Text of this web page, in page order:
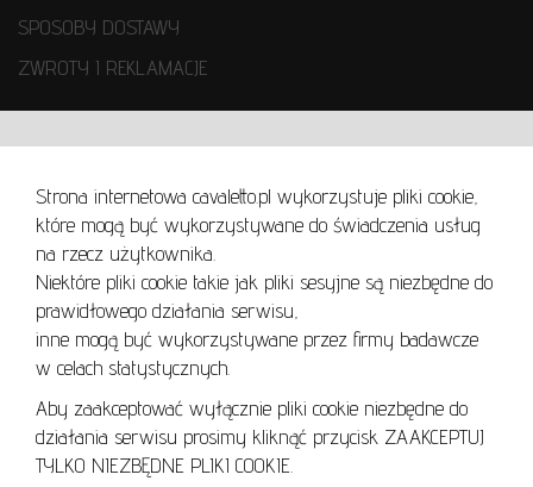
Strona internetowa cavaletto.pl wykorzystuje pliki cookie,
które mogą być wykorzystywane do świadczenia usług
na rzecz użytkownika.
Niektóre pliki cookie takie jak pliki sesyjne są niezbędne do
prawidłowego działania serwisu,
inne mogą być wykorzystywane przez firmy badawcze
w celach statystycznych.
Aby zaakceptować wyłącznie pliki cookie niezbędne do
działania serwisu prosimy kliknąć przycisk ZAAKCEPTUJ
TYLKO NIEZBĘDNE PLIKI COOKIE.
SPOSOBY DOSTAWY
ZWROTY I REKLAMACJE
REGULAMIN
REGULAMIN AUKCJI
POLITYKA PRYWATNOŚCI
POLITYKA COOKIES